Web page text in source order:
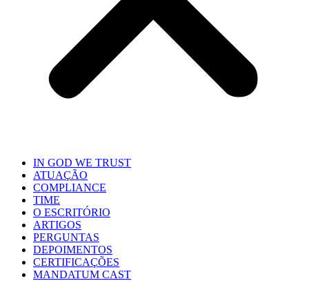
IN GOD WE TRUST
ATUAÇÃO
COMPLIANCE
TIME
O ESCRITÓRIO
ARTIGOS
PERGUNTAS
DEPOIMENTOS
CERTIFICAÇÕES
MANDATUM CAST